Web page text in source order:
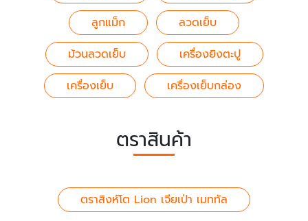
ลูกแม็ก
ลวดเย็บ
ม้วนลวดเย็บ
เครื่องยิงตะปู
เครื่องเย็บ
เครื่องเย็บกล่อง
ตราสินค้า
ตราสิงห์โต Lion เจียเป่า เมททัล